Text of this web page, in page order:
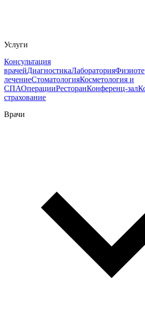
Услуги
Консультация
врачейДиагностикаЛаборатория
лечениеСтоматологияКосметология и
СПАОперацииРесторанКонференц-зал
страхование
Врачи